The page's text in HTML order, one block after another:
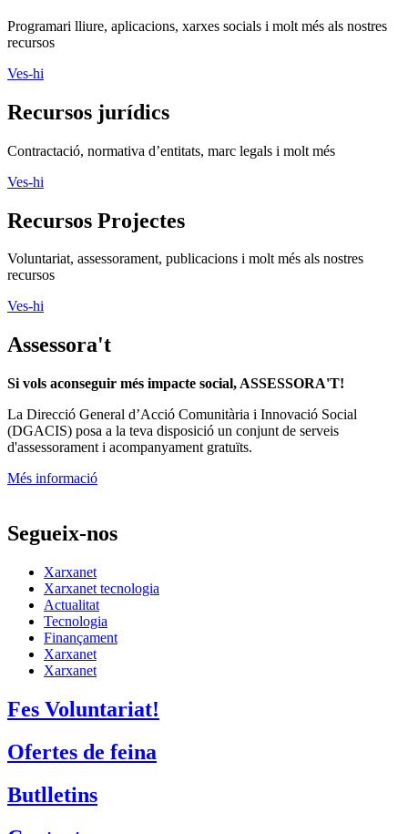
Programari lliure, aplicacions, xarxes socials i molt més als nostres
recursos
Ves-hi
Recursos jurídics
Contractació, normativa d’entitats, marc legals i molt més
Ves-hi
Recursos Projectes
Voluntariat, assessorament, publicacions i molt més als nostres
recursos
Ves-hi
Assessora't
Si vols aconseguir més impacte social, ASSESSORA'T!
La Direcció General d’Acció Comunitària i Innovació Social
(DGACIS) posa a la teva disposició un conjunt de serveis
d'assessorament i acompanyament gratuïts.
Més informació
Segueix-nos
Xarxanet
Xarxanet tecnologia
Actualitat
Tecnologia
Finançament
Xarxanet
Xarxanet
Fes Voluntariat!
Ofertes de feina
Butlletins